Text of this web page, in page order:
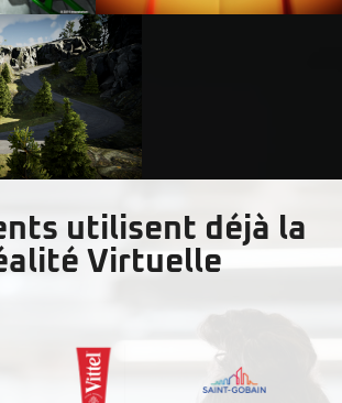
utilisent déjà la
Virtuelle